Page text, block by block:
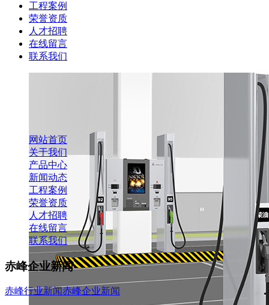
工程案例
荣誉资质
人才招聘
在线留言
联系我们
网站首页
关于我们
产品中心
新闻动态
工程案例
荣誉资质
人才招聘
在线留言
联系我们
赤峰企业新闻
赤峰行业新闻赤峰企业新闻